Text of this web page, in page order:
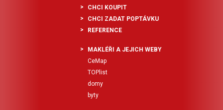
CHCI KOUPIT
CHCI ZADAT POPTÁVKU
REFERENCE
MAKLÉŘI A JEJICH WEBY
CeMap
TOPlist
domy
byty